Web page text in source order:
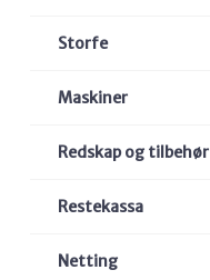
Storfe
Maskiner
Redskap og tilbehør
Restekassa
Netting